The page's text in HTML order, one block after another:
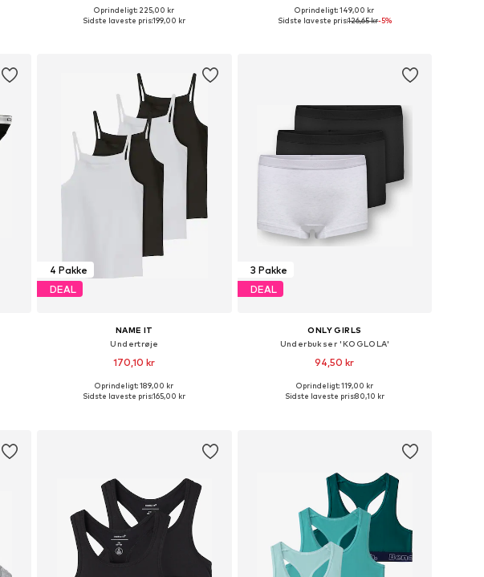
Fås i mange størrelser
Oprindeligt: 225,00 kr
Sidste laveste pris:199,00 kr
Oprindeligt: 149,00 kr
Sidste laveste pris:126,65 kr-5%
4 Pakke
DEAL
NAME IT
Undertrøje
170,10 kr
Fås i mange størrelser
Oprindeligt: 189,00 kr
Sidste laveste pris:165,00 kr
3 Pakke
DEAL
ONLY GIRLS
Underbukser 'KOGLOLA'
94,50 kr
Oprindeligt: 119,00 kr
Sidste laveste pris:80,10 kr